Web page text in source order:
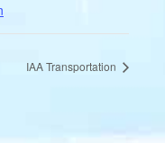
IAA Transportation